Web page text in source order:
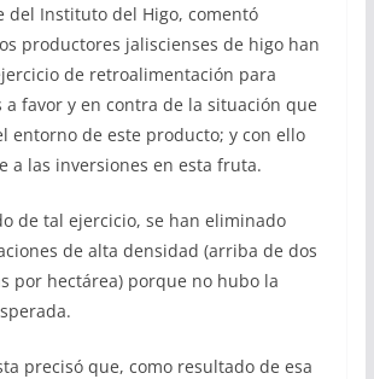
del Instituto del Higo, comentó
productores jaliscienses de higo han
de retroalimentación para
a favor y en contra de la situación que
entorno de este producto; y con ello
a las inversiones en esta fruta.
de tal ejercicio, se han eliminado
de alta densidad (arriba de dos
por hectárea) porque no hubo la
precisó que, como resultado de esa